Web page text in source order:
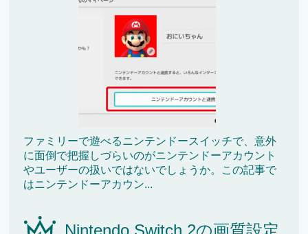
ファミリーで遊べるニンテンドースイッチで、意外
に面倒で把握しづらいのがニンテンドーアカウント
やユーザーの扱いではないでしょうか。この記事で
はニンテンドーアカウン...
Nintendo Switch 2の画質設定